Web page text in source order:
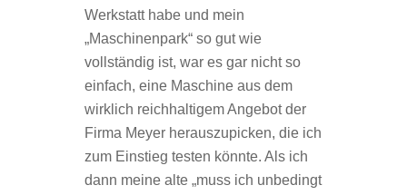
Werkstatt habe und mein
„Maschinenpark“ so gut wie
vollständig ist, war es gar nicht so
einfach, eine Maschine aus dem
wirklich reichhaltigem Angebot der
Firma Meyer herauszupicken, die ich
zum Einstieg testen könnte. Als ich
dann meine alte „muss ich unbedingt